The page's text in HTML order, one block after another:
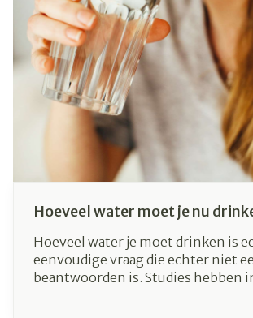
Hoeveel water moet je nu
Hoeveel water je moet drinken is
eenvoudige vraag die echter niet
beantwoorden is. Studies hebben